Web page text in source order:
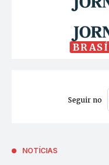
Seguir no
NOTÍCIAS